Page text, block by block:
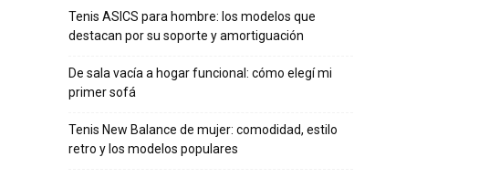
Tenis ASICS para hombre: los modelos que
destacan por su soporte y amortiguación
De sala vacía a hogar funcional: cómo elegí mi
primer sofá
Tenis New Balance de mujer: comodidad, estilo
retro y los modelos populares